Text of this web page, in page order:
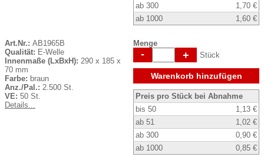
ab 300
1,70 €
ab 1000
1,60 €
Art.Nr.: AB1965B
Qualität: E-Welle
Innenmaße (LxBxH): 290 x 185 x
70 mm
Farbe: braun
Anz./Pal.: 2.500 St.
VE: 50 St.
Details...
Menge
- + Stück
Warenkorb hinzufügen
Preis pro Stück bei Abnahme
bis 50
1,13 €
ab 51
1,02 €
ab 300
0,90 €
ab 1000
0,85 €